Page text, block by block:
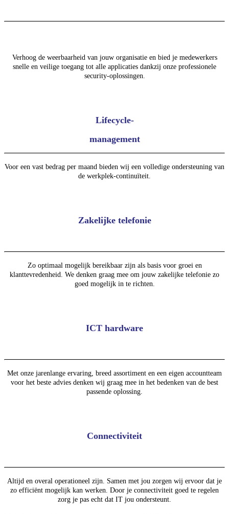
Verhoog de weerbaarheid van jouw organisatie en bied je medewerkers
snelle en veilige toegang tot alle applicaties dankzij onze professionele
security-oplossingen.
Lifecycle-
management
Voor een vast bedrag per maand bieden wij een volledige ondersteuning van
de werkplek-continuïteit.
Zakelijke telefonie
Zo optimaal mogelijk bereikbaar zijn als basis voor groei en
klanttevredenheid. We denken graag mee om jouw zakelijke telefonie zo
goed mogelijk in te richten.
ICT hardware
Met onze jarenlange ervaring, breed assortiment en een eigen accountteam
voor het beste advies denken wij graag mee in het bedenken van de best
passende oplossing.
Connectiviteit
Altijd en overal operationeel zijn. Samen met jou zorgen wij ervoor dat je
zo efficiënt mogelijk kan werken. Door je connectiviteit goed te regelen
zorg je pas echt dat IT jou ondersteunt.